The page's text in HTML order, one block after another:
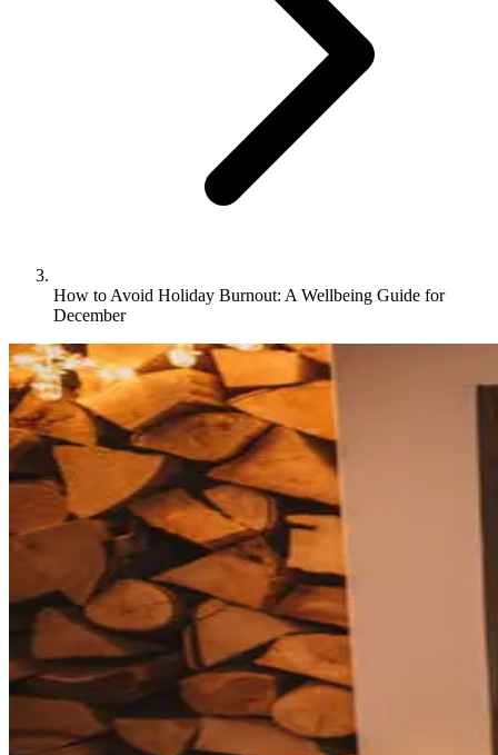
How to Avoid Holiday Burnout: A Wellbeing Guide for
December